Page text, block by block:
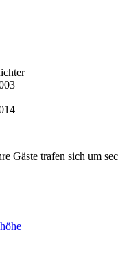
Gäste trafen sich um